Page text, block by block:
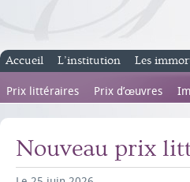
Accueil L’institution Les
Prix littéraires Prix d’œuvres
Nouveau prix